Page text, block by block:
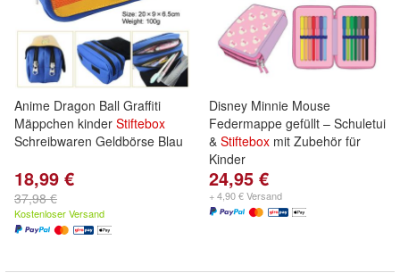
Anime Dragon Ball Graffiti
Mäppchen kinder Stiftebox
Schreibwaren Geldbörse Blau
18,99 €
37,98 €
Kostenloser Versand
Disney Minnie Mouse
Federmappe gefüllt – Schuletui
& Stiftebox mit Zubehör für
Kinder
24,95 €
+ 4,90 € Versand